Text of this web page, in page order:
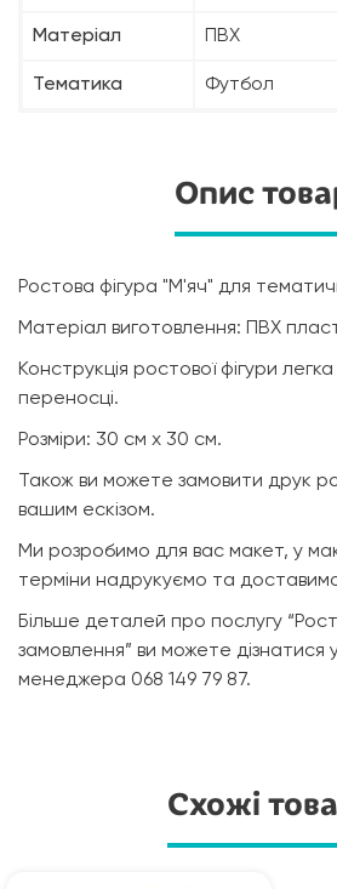
Матеріал ПВХ
Тематика Футбол
Опис
Ростова фігура "М'яч" для
Матеріал виготовлення: ПВХ
Конструкція ростової фігури
переносці.
Розміри: 30 см х 30 см.
Також ви можете замовити друк
вашим ескізом.
Ми розробимо для вас макет, у
терміни надрукуємо та
Більше деталей про послугу
замовлення” ви можете дізнатися
менеджера 068 149 79 87.
Схожі